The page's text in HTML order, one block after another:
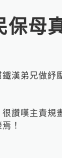
母
漢弟兄做
讚嘆主責規
！